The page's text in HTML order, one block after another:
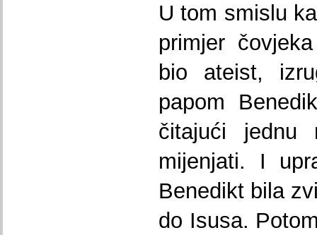
U tom smislu
primjer
bio ateist,
papom
čitajući jednu
mijenjati. I
Benedikt bila
do Isusa.